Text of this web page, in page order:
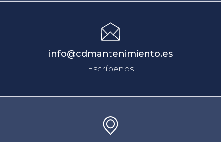
info@cdmantenimiento.es
Escríbenos